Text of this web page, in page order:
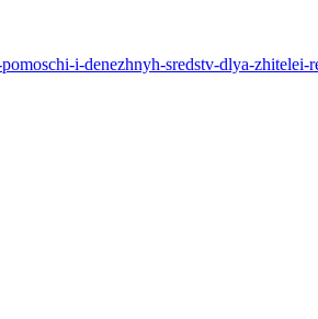
i-denezhnyh-sredstv-dlya-